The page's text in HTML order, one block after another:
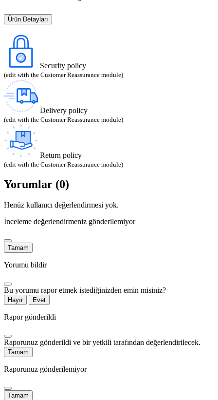
Ürün Detayları
Security policy
(edit with the Customer Reassurance module)
Delivery policy
(edit with the Customer Reassurance module)
Return policy
(edit with the Customer Reassurance module)
Yorumlar (0)
Henüz kullanıcı değerlendirmesi yok.
İnceleme değerlendirmeniz gönderilemiyor
Tamam
Yorumu bildir
Bu yorumu rapor etmek istediğinizden emin misiniz?
Hayır Evet
Rapor gönderildi
Raporunuz gönderildi ve bir yetkili tarafından değerlendirilecek.
Tamam
Raporunuz gönderilemiyor
Tamam